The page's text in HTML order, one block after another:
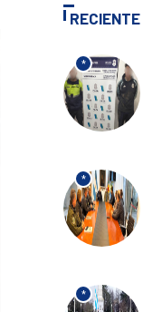
RECIENTE
*
*
*